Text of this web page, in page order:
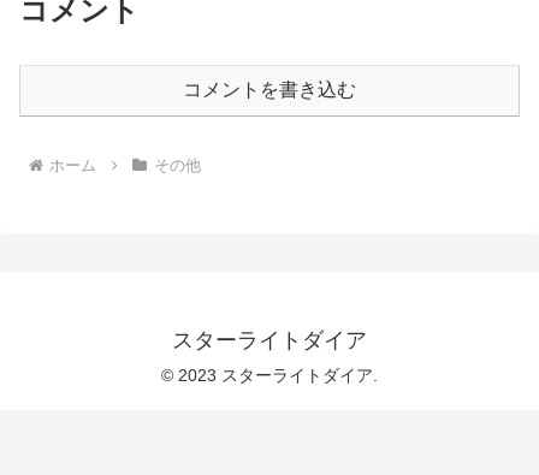
コメント
コメントを書き込む
ホーム その他
スターライトダイア
© 2023 スターライトダイア.